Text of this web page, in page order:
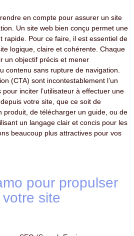
en compte pour assurer un site
Un site web bien conçu permet une
rapide. Pour ce faire, il est essentiel de
logique, claire et cohérente. Chaque
un objectif précis et mener
contenu sans rupture de navigation.
(CTA) sont incontestablement l’un
inciter l’utilisateur à effectuer une
votre site, que ce soit de
produit, de télécharger un guide, ou de
un langage clair et concis pour les
beaucoup plus attractives pour vos
pour propulser
votre site